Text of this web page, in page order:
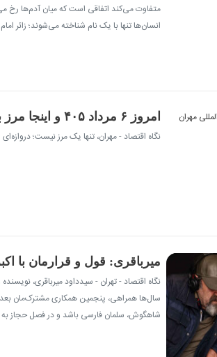
متفاوت می‌کند اتفاقی است که میان آدم‌ها رخ
انسان‌ها تنها با یک نام شناخته می‌شوند؛ زائر
امروز ۶ مرداد ۴۰۵ و اینجا مرز بین المللی مهران است… + فیلم
نگاه اقتصاد - مهران، تنها یک مرز نیست؛
میرباقری: قول و قرارمان با
نگاه اقتصاد - تهران - سیدداود میرباقری،
سال‌ها همراهی، پنجمین همکاری مشترک‌مان
شاهگوش، سلمان فارسی باشد و در فصل حجاز به